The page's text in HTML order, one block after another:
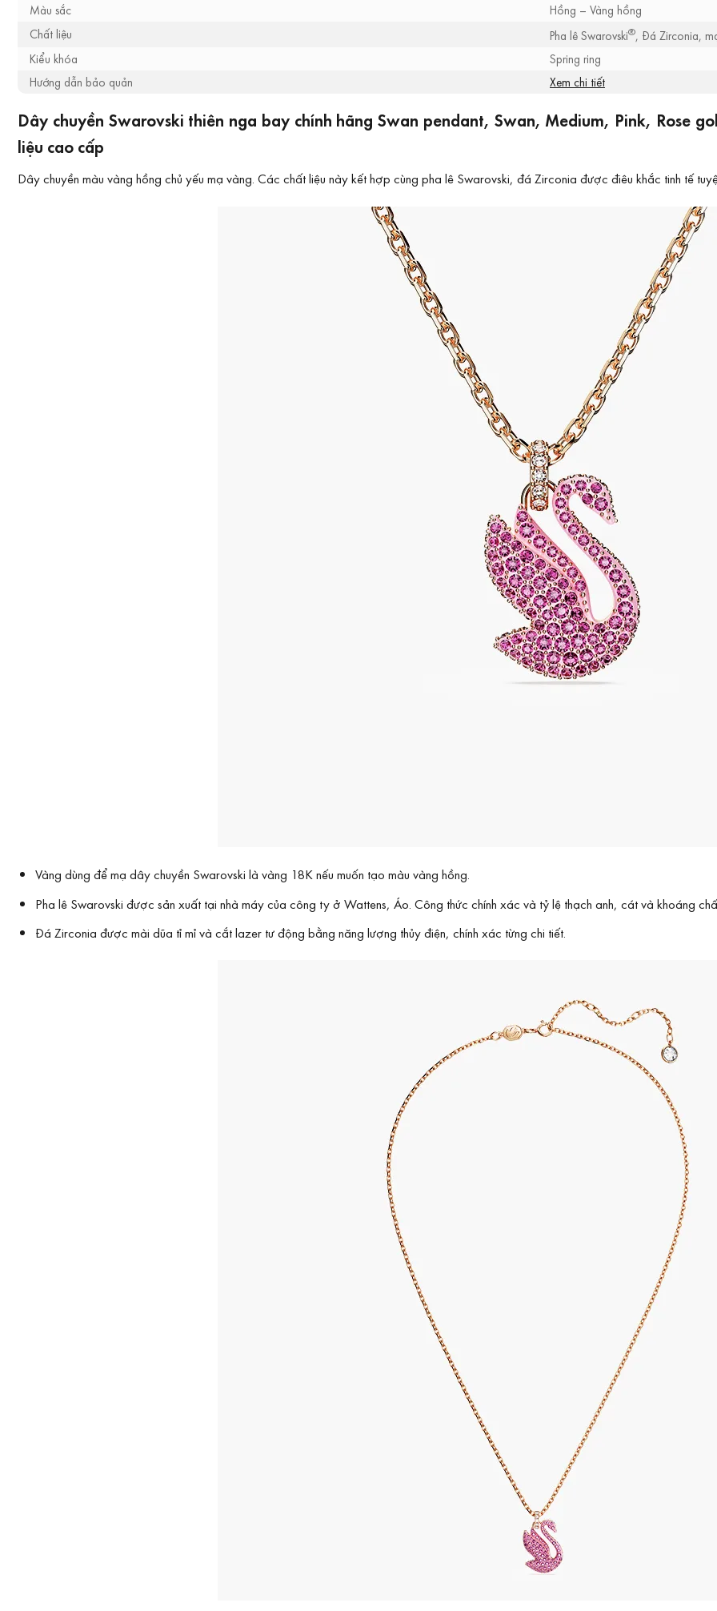
Màu sắc
Hồng – Vàng hồng
Chất liệu
Pha lê Swarovski®, Đá Zirconia,
Kiểu khóa
Spring ring
Hướng dẫn bảo quản
Xem chi tiết
Dây chuyền Swarovski thiên nga bay chính hãng Swan pendant, Swan, Medium, Pink, Rose
liệu cao cấp
Dây chuyền màu vàng hồng chủ yếu mạ vàng. Các chất liệu này kết hợp cùng pha lê Swarovski, đá Zirconia được điêu khắc tinh tế
Vàng dùng để mạ dây chuyền Swarovski là vàng 18K nếu muốn tạo màu vàng hồng.
Pha lê Swarovski được sản xuất tại nhà máy của công ty ở Wattens, Áo. Công thức chính xác và tỷ lệ thạch anh, cát và khoáng
Đá Zirconia được mài dũa tỉ mỉ và cắt lazer tư động bằng năng lượng thủy điện, chính xác từng chi tiết.